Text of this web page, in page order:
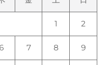
1 2
6 7 8 9